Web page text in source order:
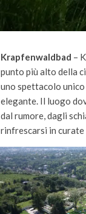
Krapfenwaldbad –
punto più alto della
uno spettacolo
elegante. Il luogo
dal rumore, dagli
rinfrescarsi in curate